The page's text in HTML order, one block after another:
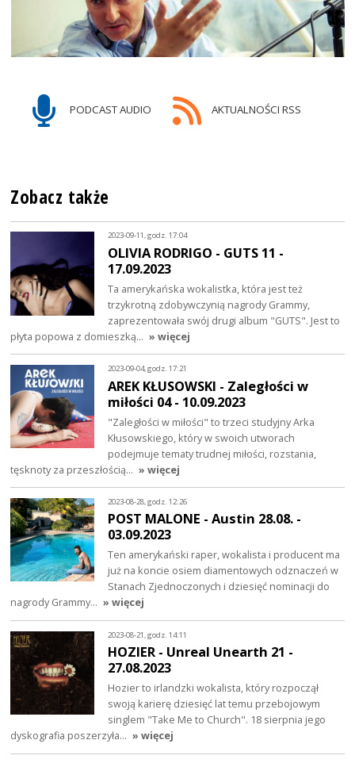
PODCAST AUDIO AKTUALNOŚCI RSS
Zobacz także
2023-09-11, godz. 17:04
OLIVIA RODRIGO - GUTS 11 -
17.09.2023
Ta amerykańska wokalistka, która jest też
trzykrotną zdobywczynią nagrody Grammy,
zaprezentowała swój drugi album "GUTS". Jest to
płyta popowa z domieszką… » więcej
2023-09-04, godz. 17:21
AREK KŁUSOWSKI - Zaległości w
miłości 04 - 10.09.2023
"Zaległości w miłości" to trzeci studyjny Arka
Kłusowskiego, który w swoich utworach
podejmuje tematy trudnej miłości, rozstania,
tęsknoty za przeszłością… » więcej
2023-08-28, godz. 12:26
POST MALONE - Austin 28.08. -
03.09.2023
Ten amerykański raper, wokalista i producent ma
już na koncie osiem diamentowych odznaczeń w
Stanach Zjednoczonych i dziesięć nominacji do
nagrody Grammy… » więcej
2023-08-21, godz. 14:11
HOZIER - Unreal Unearth 21 -
27.08.2023
Hozier to irlandzki wokalista, który rozpoczął
swoją karierę dziesięć lat temu przebojowym
singlem "Take Me to Church". 18 sierpnia jego
dyskografia poszerzyła… » więcej